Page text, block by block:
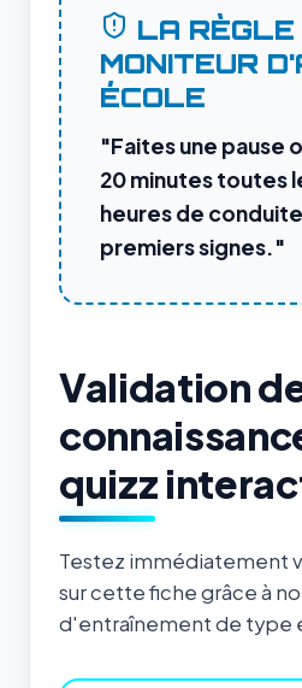
LA RÈGLE
MONITEUR
ÉCOLE
"Faites une pause
20 minutes toutes
heures de
premiers signes."
Validation
quizz
Testez immédiatement
sur cette fiche grâce à
d'entraînement de type